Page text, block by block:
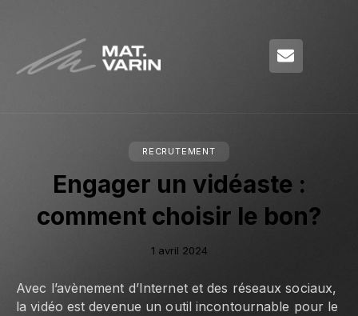
RECRUTEMENT
Engager un vidéaste :
comment choisir le bon?
1 avril 2024
Avec l’avènement d’Internet et des réseaux sociaux,
la vidéo est devenue un outil incontournable pour le